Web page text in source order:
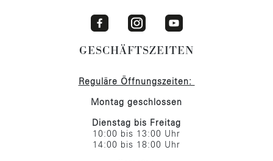
GESCHÄFTSZEITEN
Reguläre Öffnungszeiten:
Montag geschlossen
Dienstag bis Freitag
10:00 bis 13:00 Uhr
14:00 bis 18:00 Uhr